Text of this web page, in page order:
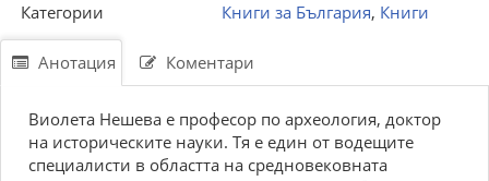
Категории
Книги за България, Книги
Анотация Коментари
Виолета Нешева е професор по археология, доктор
на историческите науки. Тя е един от водещите
специалисти в областта на средновековната